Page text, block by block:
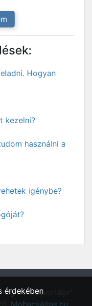
Hogyan
kezelni?
használni a
igénybe?
állásportálja"
MohacsAllas.hu
érdekében